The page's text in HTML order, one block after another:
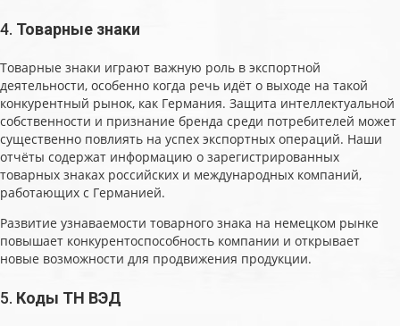
4. Товарные знаки
Товарные знаки играют важную роль в экспортной
деятельности, особенно когда речь идёт о выходе на такой
конкурентный рынок, как Германия. Защита интеллектуальной
собственности и признание бренда среди потребителей может
существенно повлиять на успех экспортных операций. Наши
отчёты содержат информацию о зарегистрированных
товарных знаках российских и международных компаний,
работающих с Германией.
Развитие узнаваемости товарного знака на немецком рынке
повышает конкурентоспособность компании и открывает
новые возможности для продвижения продукции.
5. Коды ТН ВЭД